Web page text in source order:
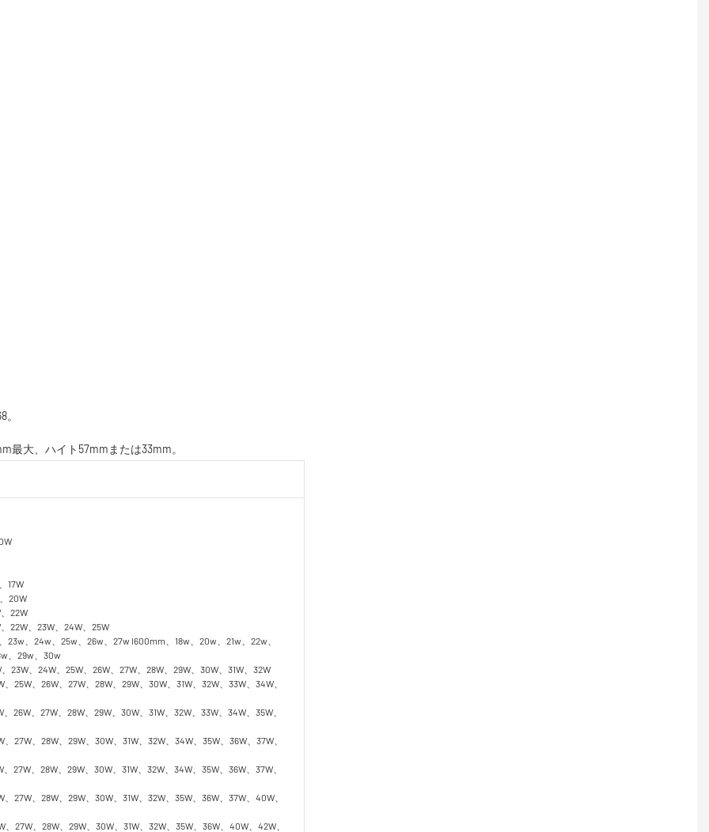
17W
20W
22W
22W、23W、24W、25W
23w、24w、25w、26w、27w l600mm、18w、20w、21w、22w、
、29w、30w
23W、24W、25W、26W、27W、28W、29W、30W、31W、32W
25W、26W、27W、28W、29W、30W、31W、32W、33W、34W、
26W、27W、28W、29W、30W、31W、32W、33W、34W、35W、
27W、28W、29W、30W、31W、32W、34W、35W、36W、37W、
27W、28W、29W、30W、31W、32W、34W、35W、36W、37W、
27W、28W、29W、30W、31W、32W、35W、36W、37W、40W、
、27W、28W、29W、30W、31W、32W、35W、36W、40W、42W、